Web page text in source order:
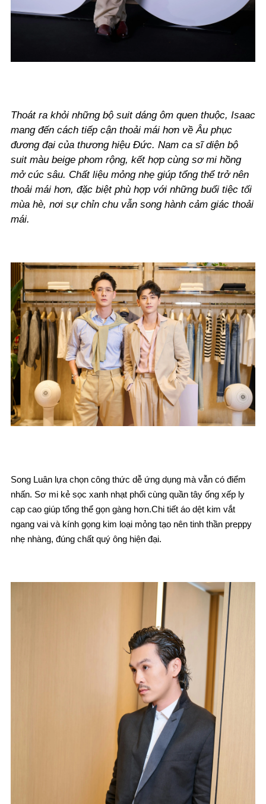
Thoát ra khỏi những bộ suit dáng ôm quen thuộc, Isaac
mang đến cách tiếp cận thoải mái hơn về Âu phục
đương đại của thương hiệu Đức. Nam ca sĩ diện bộ
suit màu beige phom rộng, kết hợp cùng sơ mi hồng
mở cúc sâu. Chất liệu mỏng nhẹ giúp tổng thể trở nên
thoải mái hơn, đặc biệt phù hợp với những buổi tiệc tối
mùa hè, nơi sự chỉn chu vẫn song hành cảm giác thoải
mái.
Song Luân lựa chọn công thức dễ ứng dụng mà vẫn có điểm
nhấn. Sơ mi kẻ sọc xanh nhạt phối cùng quần tây ống xếp ly
cạp cao giúp tổng thể gọn gàng hơn.Chi tiết áo dệt kim vắt
ngang vai và kính gọng kim loại mỏng tạo nên tinh thần preppy
nhẹ nhàng, đúng chất quý ông hiện đại.